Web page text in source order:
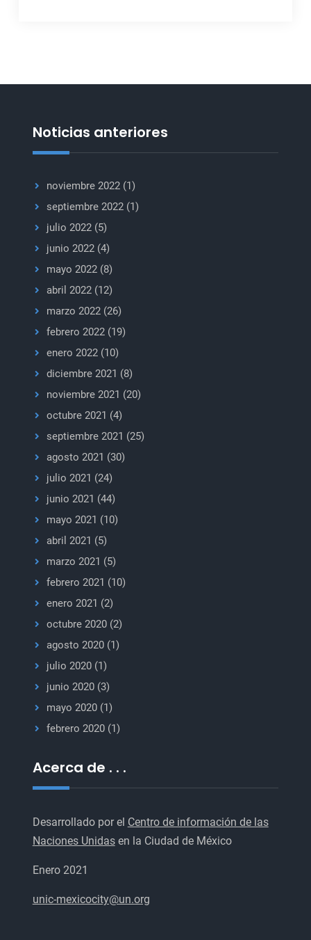
Noticias anteriores
noviembre 2022(1)
septiembre 2022(1)
julio 2022(5)
junio 2022(4)
mayo 2022(8)
abril 2022(12)
marzo 2022(26)
febrero 2022(19)
enero 2022(10)
diciembre 2021 (8)
noviembre 2021 (20)
octubre 2021 (4)
septiembre 2021 (25)
agosto 2021 (30)
julio 2021 (24)
junio 2021 (44)
mayo 2021 (10)
abril 2021 (5)
marzo 2021 (5)
febrero 2021 (10)
enero 2021 (2)
octubre 2020(2)
agosto 2020(1)
julio 2020(1)
junio 2020(3)
mayo 2020(1)
febrero 2020(1)
Acerca de . . .
Desarrollado por el Centro de información de las
Naciones Unidasen la Ciudad de México
Enero 2021
unic-mexicocity@un.org